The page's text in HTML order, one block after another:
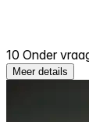
10 Onder
Meer details